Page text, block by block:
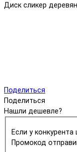
Диск сликер
Поделиться
Поделиться
Нашли дешевле?
Если у
Промокод